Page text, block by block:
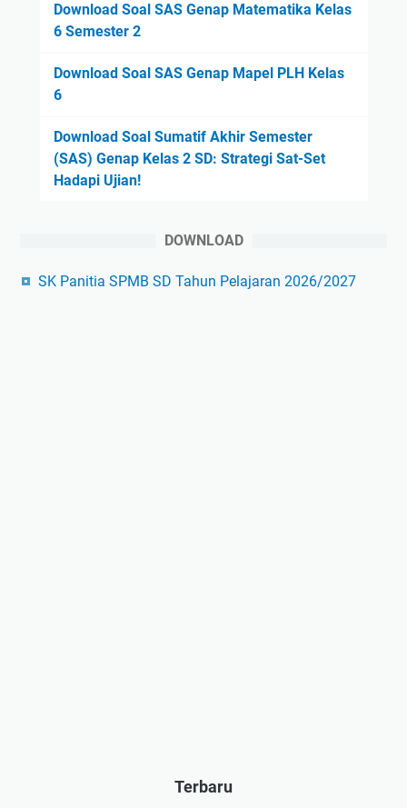
Download Soal SAS Genap Matematika Kelas
6 Semester 2
Download Soal SAS Genap Mapel PLH Kelas
6
Download Soal Sumatif Akhir Semester
(SAS) Genap Kelas 2 SD: Strategi Sat-Set
Hadapi Ujian!
DOWNLOAD
SK Panitia SPMB SD Tahun Pelajaran 2026/2027
Terbaru